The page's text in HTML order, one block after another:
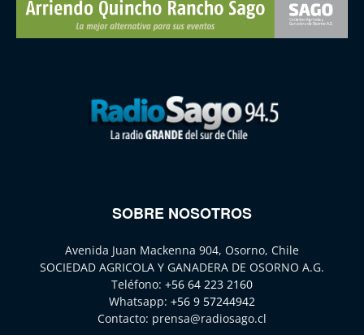
SOBRE NOSOTROS
Avenida Juan Mackenna 904, Osorno, Chile
SOCIEDAD AGRICOLA Y GANADERA DE OSORNO A.G.
Teléfono: +56 64 223 2160
Whatsapp: +56 9 57244942
Contacto: prensa@radiosago.cl